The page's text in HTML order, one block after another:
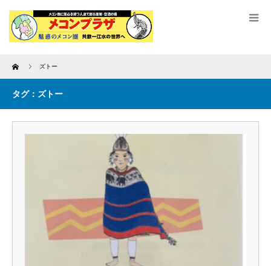
Home ズトー
タグ：ズトー